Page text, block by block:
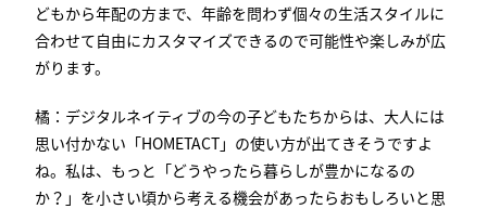
どもから年配の方まで、年齢を問わず個々の生活スタイルに
合わせて自由にカスタマイズできるので可能性や楽しみが広
がります。
橘：デジタルネイティブの今の子どもたちからは、大人には
思い付かない「HOMETACT」の使い方が出てきそうですよ
ね。私は、もっと「どうやったら暮らしが豊かになるの
か？」を小さい頃から考える機会があったらおもしろいと思